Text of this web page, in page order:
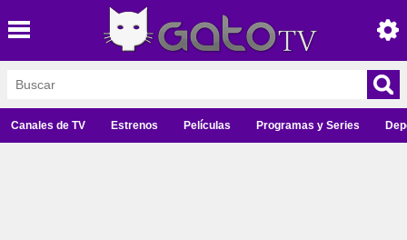
Canales de TV Estrenos Películas Programas y Series